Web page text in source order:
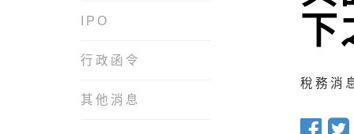
IPO
行政函令
其他消息
下
稅務消